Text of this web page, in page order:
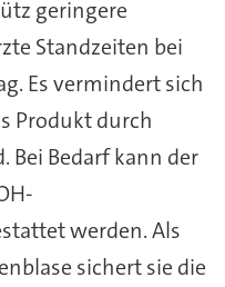
geringere
Standzeiten bei
Es vermindert sich
Produkt durch
Bedarf kann der
werden. Als
sichert sie die